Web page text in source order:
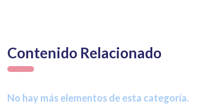
Contenido Relacionado
No hay más elementos de esta categoría.